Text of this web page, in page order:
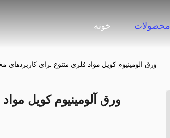
خونه محصولات
1050 ورق آلومینیوم کویل مواد فلزی متنوع برای کاربردهای